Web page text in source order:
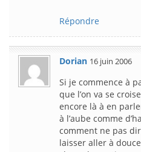
Répondre
Dorian 16 juin 2006
Si je commence à
que l’on va se
encore là à en
à l’aube comme
comment ne pas
laisser aller à